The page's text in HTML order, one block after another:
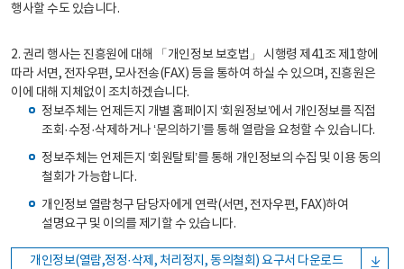
행사할 수도 있습니다.
2. 권리 행사는 진흥원에 대해 「개인정보 보호법」 시행령 제41조 제1항에
따라 서면, 전자우편, 모사전송(FAX) 등을 통하여 하실 수 있으며, 진흥원은
이에 대해 지체없이 조치하겠습니다.
정보주체는 언제든지 개별 홈페이지 ‘회원정보’에서 개인정보를 직접
조회·수정·삭제하거나 ‘문의하기’를 통해 열람을 요청할 수 있습니다.
정보주체는 언제든지 ‘회원탈퇴’를 통해 개인정보의 수집 및 이용 동의
철회가 가능합니다.
개인정보 열람청구 담당자에게 연락(서면, 전자우편, FAX)하여
설명요구 및 이의를 제기할 수 있습니다.
개인정보(열람,정정·삭제, 처리정지, 동의철회) 요구서 다운로드